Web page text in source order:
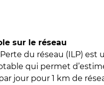
sur le réseau
Perte du réseau (ILP)
qui permet
jour pour 1 km de